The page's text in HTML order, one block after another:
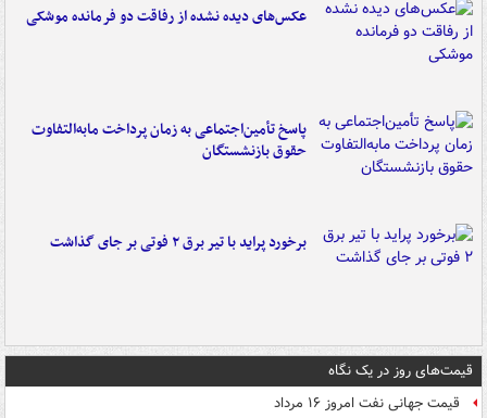
عکس‌های دیده نشده از رفاقت دو فرمانده‌ موشکی
پاسخ تأمین‌اجتماعی به زمان پرداخت مابه‌التفاوت
حقوق بازنشستگان
برخورد پراید با تیر برق ۲ فوتی بر جای گذاشت
قیمت‌های روز در یک نگاه
قیمت جهانی نفت امروز ۱۶ مرداد